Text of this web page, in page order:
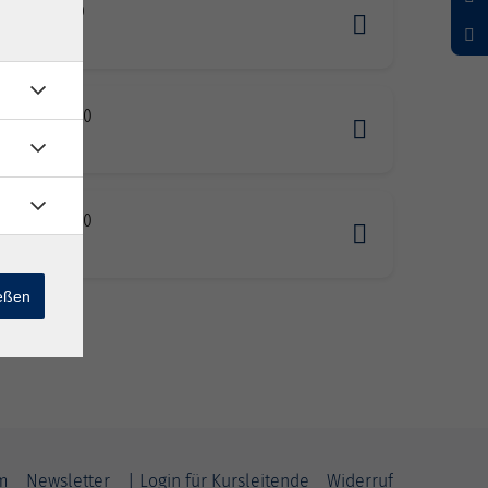
17:30
15:00
16:00
Newsletter | Login für Kursleitende Widerruf